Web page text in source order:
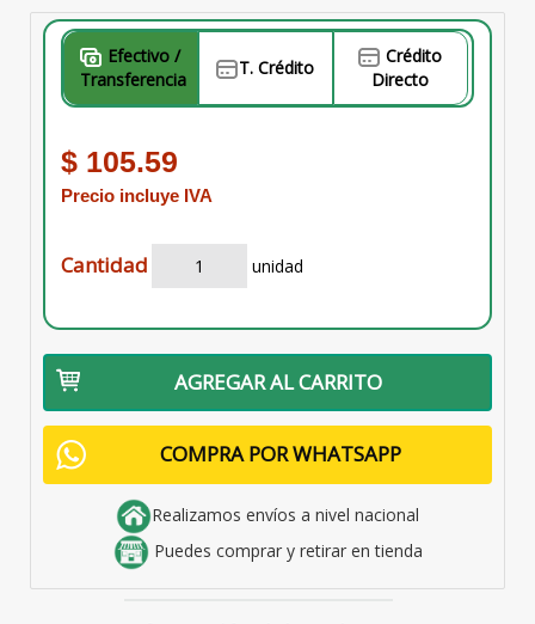
Transferencia
T. Crédito
Crédito
Directo
$ 105.59
Precio incluye IVA
Cantidad unidad
AGREGAR AL CARRITO
COMPRA POR WHATSAPP
Realizamos envíos a nivel nacional
Puedes comprar y retirar en tienda